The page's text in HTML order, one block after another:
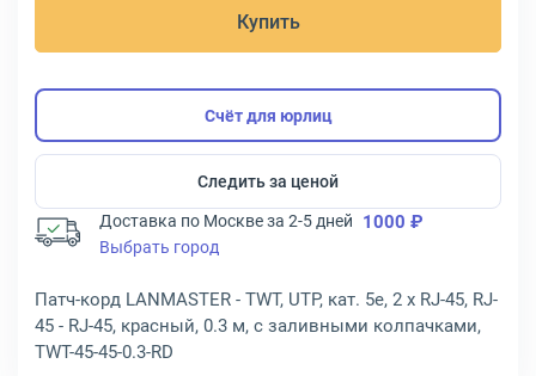
Купить
Счёт для юрлиц
Следить за ценой
Доставка по Москве за 2-5 дней 1000 ₽
Выбрать город
Патч-корд LANMASTER - TWT, UTP, кат. 5e, 2 x RJ-45, RJ-
45 - RJ-45, красный, 0.3 м, с заливными колпачками,
TWT-45-45-0.3-RD